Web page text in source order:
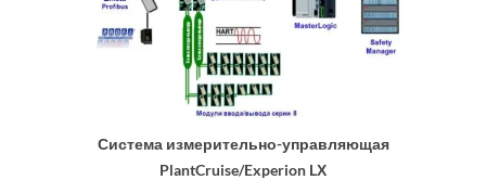
Система измерительно-управляющая
PlantCruise/Experion LХ